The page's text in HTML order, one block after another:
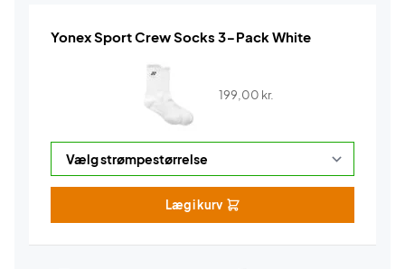
Yonex Sport Crew Socks 3-Pack White
199,00 kr.
Læg i kurv